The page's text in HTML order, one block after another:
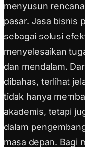
menyusun
pasar. Jasa bisnis
sebagai solusi
menyelesaikan
dan mendalam.
dibahas, terlihat
tidak hanya
akademis, tetapi
dalam
masa depan. Bagi